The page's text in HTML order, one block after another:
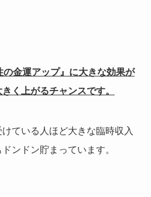
金運アップ』に大きな効果が
く上がるチャンスです。
ている人ほど大きな臨時収入
ンドン貯まっています。